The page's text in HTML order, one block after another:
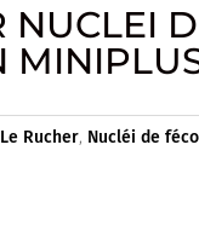
NUCLEI
Le Rucher, Nucléi de